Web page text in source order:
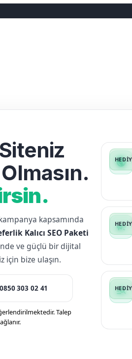
kapsamında
Kalıcı SEO Paketi
ve güçlü bir dijital
için bize ulaşın.
0850 303 02 41
Talep
public
campaign
manage_search